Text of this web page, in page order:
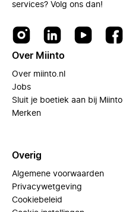
services? Volg ons dan!
Over Miinto
Over miinto.nl
Jobs
Sluit je boetiek aan bij Miinto
Merken
Overig
Algemene voorwaarden
Privacywetgeving
Cookiebeleid